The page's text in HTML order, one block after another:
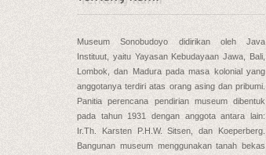
Museum Sonobudoyo didirikan oleh Java
Instituut, yaitu Yayasan Kebudayaan Jawa, Bali,
Lombok, dan Madura pada masa kolonial yang
anggotanya terdiri atas orang asing dan pribumi.
Panitia perencana pendirian museum dibentuk
pada tahun 1931 dengan anggota antara lain:
Ir.Th. Karsten P.H.W. Sitsen, dan Koeperberg.
Bangunan museum menggunakan tanah bekas